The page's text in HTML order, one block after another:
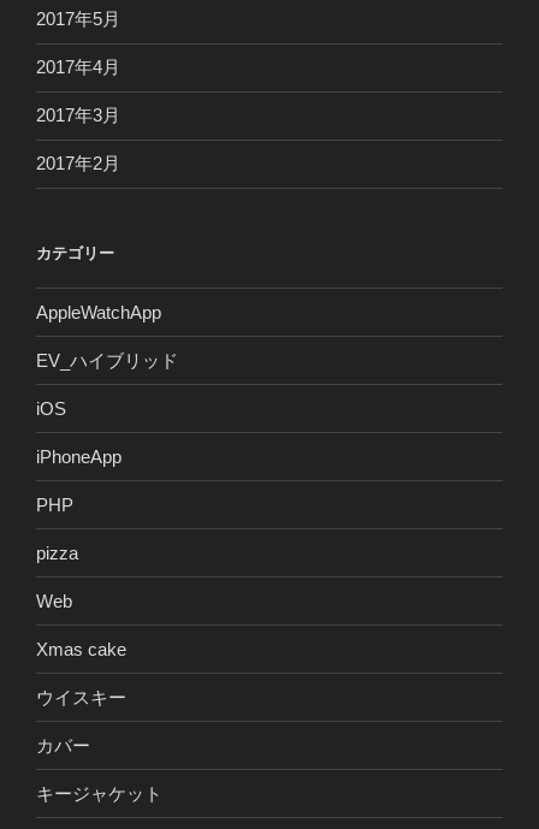
2017年5月
2017年4月
2017年3月
2017年2月
カテゴリー
AppleWatchApp
EV_ハイブリッド
iOS
iPhoneApp
PHP
pizza
Web
Xmas cake
ウイスキー
カバー
キージャケット